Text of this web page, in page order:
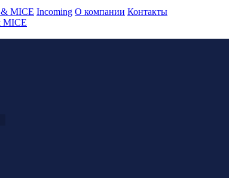
& MICE Incoming О компании Контакты
MICE